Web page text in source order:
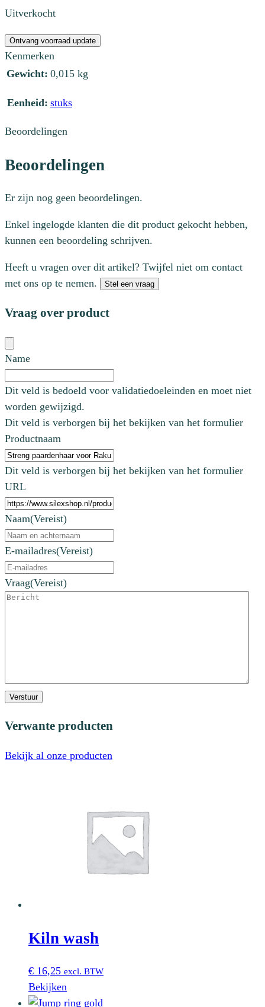
Uitverkocht
Ontvang voorraad update
Kenmerken
Gewicht: 0,015 kg
Eenheid: stuks
Beoordelingen
Beoordelingen
Er zijn nog geen beoordelingen.
Enkel ingelogde klanten die dit product gekocht hebben,
kunnen een beoordeling schrijven.
Heeft u vragen over dit artikel? Twijfel niet om contact
met ons op te nemen.
Stel een vraag
Vraag over product
Name
Dit veld is bedoeld voor validatiedoeleinden en moet niet
worden gewijzigd.
Dit veld is verborgen bij het bekijken van het formulier
Productnaam
Dit veld is verborgen bij het bekijken van het formulier
URL
Naam(Vereist)
E-mailadres(Vereist)
Vraag(Vereist)
Verstuur
Verwante producten
Bekijk al onze producten
Kiln wash
€ 16,25 excl. BTW
Bekijken